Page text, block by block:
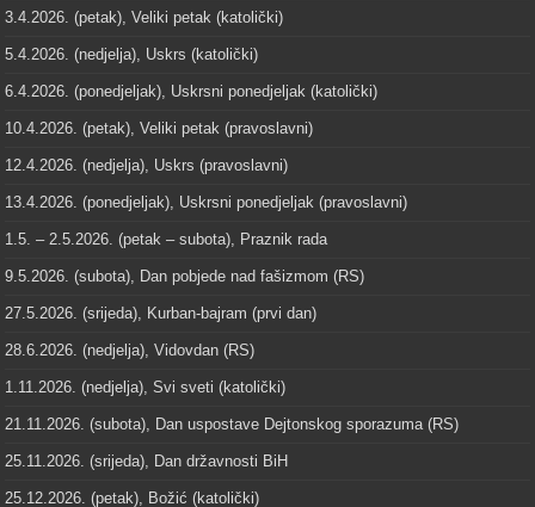
3.4.2026. (petak), Veliki petak (katolički)
5.4.2026. (nedjelja), Uskrs (katolički)
6.4.2026. (ponedjeljak), Uskrsni ponedjeljak (katolički)
10.4.2026. (petak), Veliki petak (pravoslavni)
12.4.2026. (nedjelja), Uskrs (pravoslavni)
13.4.2026. (ponedjeljak), Uskrsni ponedjeljak (pravoslavni)
1.5. – 2.5.2026. (petak – subota), Praznik rada
9.5.2026. (subota), Dan pobjede nad fašizmom (RS)
27.5.2026. (srijeda), Kurban-bajram (prvi dan)
28.6.2026. (nedjelja), Vidovdan (RS)
1.11.2026. (nedjelja), Svi sveti (katolički)
21.11.2026. (subota), Dan uspostave Dejtonskog sporazuma (RS)
25.11.2026. (srijeda), Dan državnosti BiH
25.12.2026. (petak), Božić (katolički)